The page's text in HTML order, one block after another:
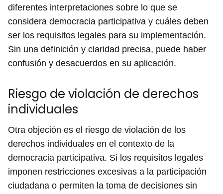
diferentes interpretaciones sobre lo que se
considera democracia participativa y cuáles deben
ser los requisitos legales para su implementación.
Sin una definición y claridad precisa, puede haber
confusión y desacuerdos en su aplicación.
Riesgo de violación de derechos
individuales
Otra objeción es el riesgo de violación de los
derechos individuales en el contexto de la
democracia participativa. Si los requisitos legales
imponen restricciones excesivas a la participación
ciudadana o permiten la toma de decisiones sin